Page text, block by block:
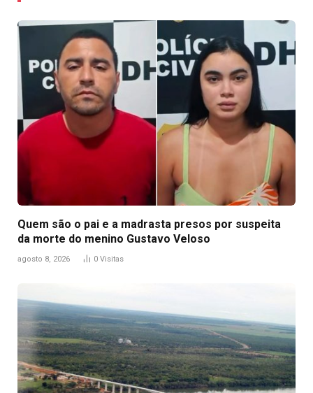
Quem são o pai e a madrasta presos por suspeita
da morte do menino Gustavo Veloso
agosto 8, 2026 0 Visitas